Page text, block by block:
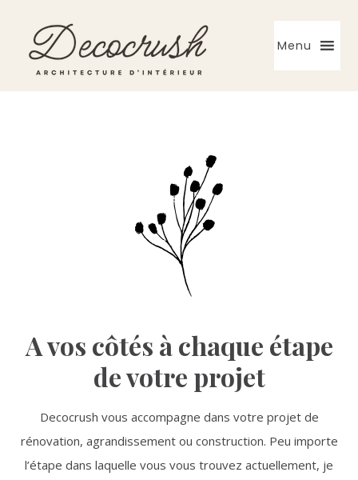
to
primary
to
main
Menu
A vos côtés à chaque étape
de votre projet
Decocrush vous accompagne dans votre projet de
rénovation, agrandissement ou construction. Peu importe
l’étape dans laquelle vous vous trouvez actuellement, je